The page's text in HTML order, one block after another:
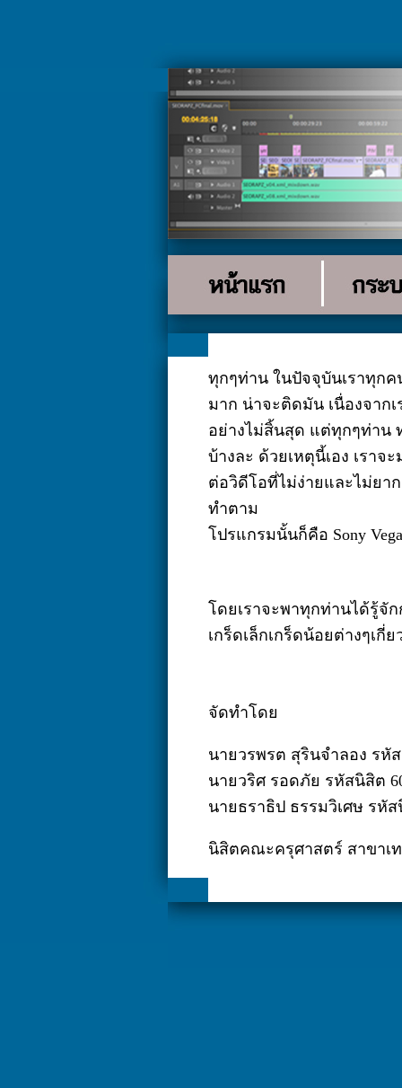
ทุกๆท่าน ในปัจจุบันเราทุกค
มาก น่าจะติดมัน เนื่องจาก
อย่างไม่สิ้นสุด แต่ทุกๆท่าน
บ้างละ ด้วยเหตุนี้เอง เรา
ต่อวิดีโอที่ไม่ง่ายและไม่ยา
ทำตาม
โปรแกรมนั้นก็คือ Sony
โดยเราจะพาทุกท่านได้รู้จั
เกร็ดเล็กเกร็ดน้อยต่างๆเกี่
จัดทำโดย
นายวรพรต สุรินจำลอง รหัส
นายวริศ รอดภัย รหัสนิสิต
นายธราธิป ธรรมวิเศษ รหัส
นิสิตคณะครุศาสตร์ สาขาเ